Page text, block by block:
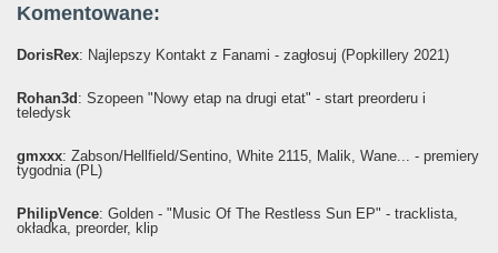
Komentowane:
DorisRex: Najlepszy Kontakt z Fanami - zagłosuj (Popkillery 2021)
Rohan3d : Szopeen "Nowy etap na drugi etat" - start preorderu i
teledysk
gmxxx: Żabson/Hellfield/Sentino, White 2115, Malik, Wane... - premiery
tygodnia (PL)
PhilipVence: Golden - "Music Of The Restless Sun EP" - tracklista,
okładka, preorder, klip